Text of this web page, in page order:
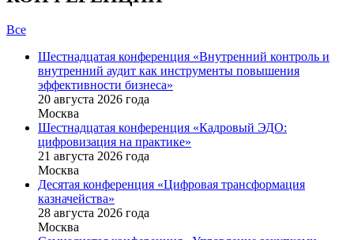
Все
Шестнадцатая конференция «Внутренний контроль и
внутренний аудит как инструменты повышения
эффективности бизнеса»
20 августа 2026 года
Москва
Шестнадцатая конференция «Кадровый ЭДО:
цифровизация на практике»
21 августа 2026 года
Москва
Десятая конференция «Цифровая трансформация
казначейства»
28 августа 2026 года
Москва